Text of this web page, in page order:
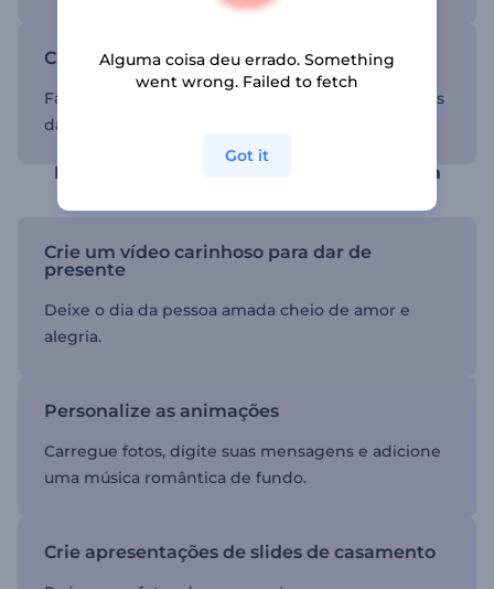
Cria memórias para serem lembradas
Faça uma apresentação de slides com lembranças
da pessoa querida e guarde para sempre.
Mostre seu amor da maneira mais afetiva
Crie um vídeo carinhoso para dar de
presente
Deixe o dia da pessoa amada cheio de amor e
alegria.
Personalize as animações
Carregue fotos, digite suas mensagens e adicione
uma música romântica de fundo.
Crie apresentações de slides de casamento
Alguma coisa deu errado. Something
went wrong. Failed to fetch
Got it